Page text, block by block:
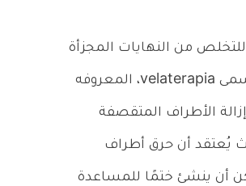
من النهايات المجزأة
هو عملية تسمى velaterapia، المعروفه
الأطراف المتقصفة
يُعتقد أن حرق أطراف
أن ينشئ ختمًا للمساعدة